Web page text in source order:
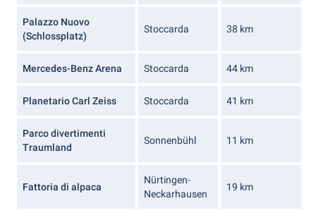
Palazzo Nuovo
(Schlossplatz)
Stoccarda 38 km
Mercedes-Benz Arena Stoccarda 44 km
Planetario Carl Zeiss Stoccarda 41 km
Parco divertimenti
Traumland
Sonnenbühl 11 km
Fattoria di alpaca
Nürtingen-
Neckarhausen
19 km